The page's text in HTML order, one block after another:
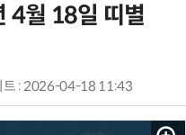
4월 18일 띠별
트 : 2026-04-18 11:43